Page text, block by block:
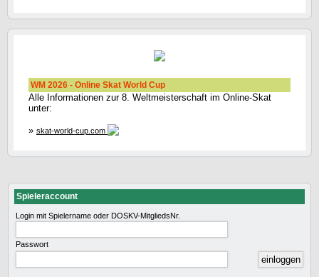
WM 2026 - Online Skat World Cup
Alle Informationen zur 8. Weltmeisterschaft im Online-Skat
unter:
» skat-world-cup.com
Spieleraccount
Login mit Spielername oder DOSKV-MitgliedsNr.
Passwort